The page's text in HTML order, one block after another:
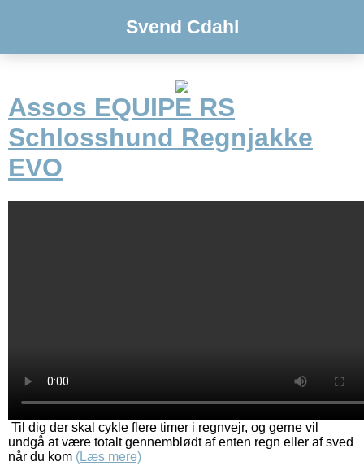
Svend Cdahl
Assos EQUIPE RS
Schlosshund Regnjakke
EVO
Til dig der skal cykle flere timer i regnvejr, og gerne vil
undgå at være totalt gennemblødt af enten regn eller af sved
når du kom (Læs mere)